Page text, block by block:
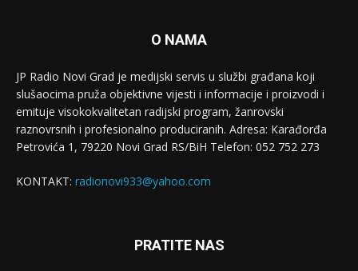
O NAMA
JP Radio Novi Grad je medijski servis u službi građana koji
slušaocima pruža objektivne vijesti i informacije i proizvodi i
emituje visokokvalitetan radijski program, žanrovski
raznovrsnih i profesionalno produciranih. Adresa: Кarađorđa
Petrovića 1, 79220 Novi Grad RS/BiH Telefon: 052 752 273
KONTAKT: radionovi933@yahoo.com
PRATITE NAS